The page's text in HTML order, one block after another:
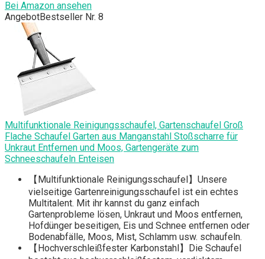
Bei Amazon ansehen
AngebotBestseller Nr. 8
Multifunktionale Reinigungsschaufel, Gartenschaufel Groß
Flache Schaufel Garten aus Manganstahl Stoßscharre für
Unkraut Entfernen und Moos, Gartengeräte zum
Schneeschaufeln Enteisen
【Multifunktionale Reinigungsschaufel】Unsere
vielseitige Gartenreinigungsschaufel ist ein echtes
Multitalent. Mit ihr kannst du ganz einfach
Gartenprobleme lösen, Unkraut und Moos entfernen,
Hofdünger beseitigen, Eis und Schnee entfernen oder
Bodenabfälle, Moos, Mist, Schlamm usw. schaufeln.
【Hochverschleißfester Karbonstahl】Die Schaufel